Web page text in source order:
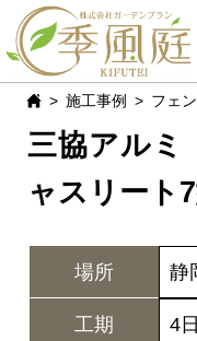
施工事例
おすすめ商品
現場レポート
施工事例 フェ
三協アル
ャスリート
場所 静
工期 4日